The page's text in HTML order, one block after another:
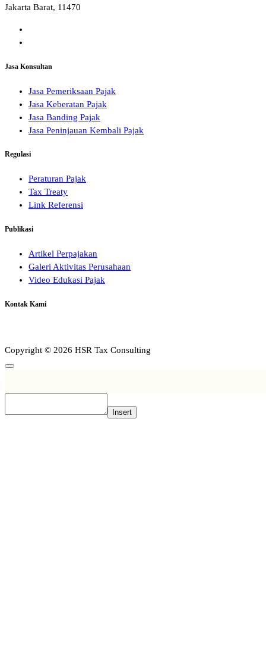
Jakarta Barat, 11470
Jasa Konsultan
Jasa Pemeriksaan Pajak
Jasa Keberatan Pajak
Jasa Banding Pajak
Jasa Peninjauan Kembali Pajak
Regulasi
Peraturan Pajak
Tax Treaty
Link Referensi
Publikasi
Artikel Perpajakan
Galeri Aktivitas Perusahaan
Video Edukasi Pajak
Kontak Kami
Copyright © 2026 HSR Tax Consulting
Insert